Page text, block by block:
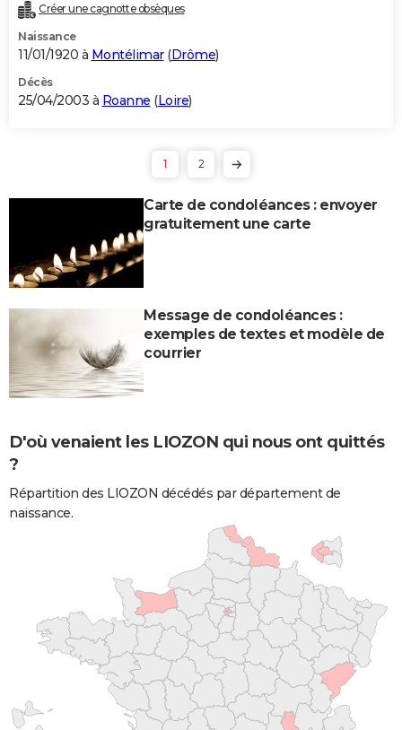
Créer une cagnotte obsèques
Naissance
11/01/1920 à Montélimar(Drôme)
Décès
25/04/2003 à Roanne (Loire)
1 2
Carte de condoléances : envoyer
gratuitement une carte
Message de condoléances :
exemples de textes et modèle de
courrier
D'où venaient les LIOZON qui nous ont quittés
?
Répartition des LIOZON décédés par département de
naissance.